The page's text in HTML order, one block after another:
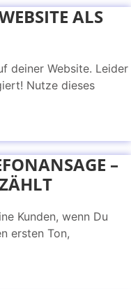
ALS
deiner Website. Leider
Nutze dieses
–
Kunden, wenn Du
ersten Ton,